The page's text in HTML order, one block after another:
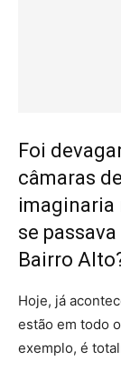
Foi
câmaras
imaginaria
se
Bairro
Hoje, já
estão em todo
exemplo, é